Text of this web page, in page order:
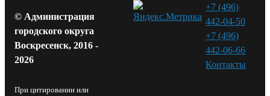
© Администрация
городского округа
Воскресенск, 2016 -
2026
При цитировании или
+7 (496)
442-04-50
+7 (496)
442-06-66
Контакты⁠